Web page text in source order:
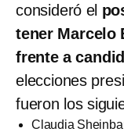
consideró el
tener Marcelo
frente a
elecciones
fueron los
Claudia